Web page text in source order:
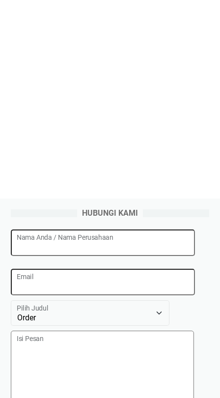
HUBUNGI KAMI
Nama Anda / Nama Perusahaan
Email
Pilih Judul
Isi Pesan